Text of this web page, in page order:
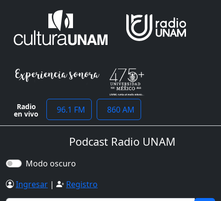
Radio
en vivo 96.1 FM 860 AM
Podcast Radio UNAM
Modo oscuro
Ingresar | Registro